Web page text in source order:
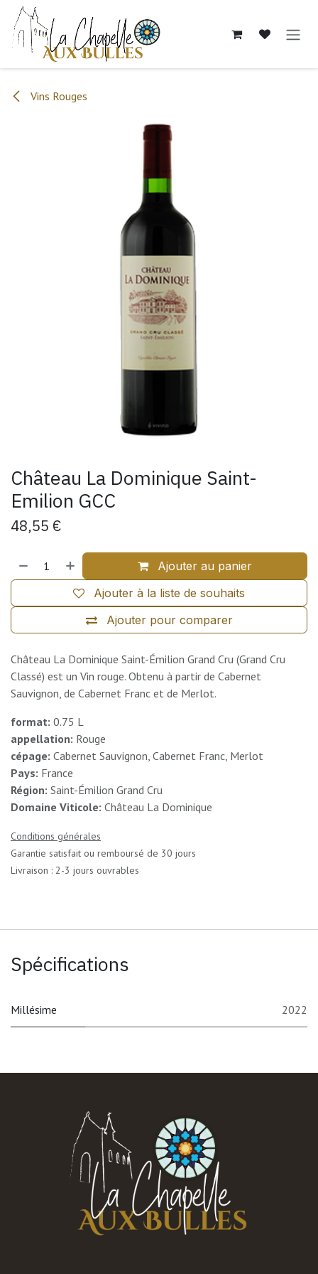
Se rendre au contenu
Vins Rouges
Château La Dominique Saint-
Emilion GCC
48,55 €
Ajouter au panier
Ajouter pour comparer
Ajouter à la liste de souhaits
Château La Dominique Saint-Émilion Grand Cru (Grand Cru
Classé) est un Vin rouge. Obtenu à partir de Cabernet
Sauvignon, de Cabernet Franc et de Merlot.
format: 0.75 L
appellation: Rouge
cépage: Cabernet Sauvignon, Cabernet Franc, Merlot
Pays: France
Région: Saint-Émilion Grand Cru
Domaine Viticole: Château La Dominique
Conditions générales
Garantie satisfait ou remboursé de 30 jours
Livraison : 2-3 jours ouvrables
Spécifications
Millésime 2022